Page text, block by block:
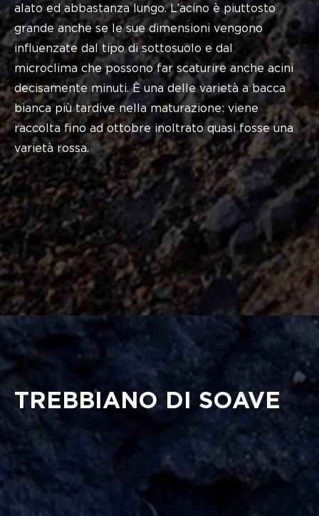
alato ed abbastanza lungo. L’acino è piuttosto
grande anche se le sue dimensioni vengono
influenzate dal tipo di sottosuolo e dal
microclima che possono far scaturire anche acini
decisamente minuti. È una delle varietà a bacca
bianca più tardive nella maturazione: viene
raccolta fino ad ottobre inoltrato quasi fosse una
varietà rossa.
TREBBIANO DI SOAVE